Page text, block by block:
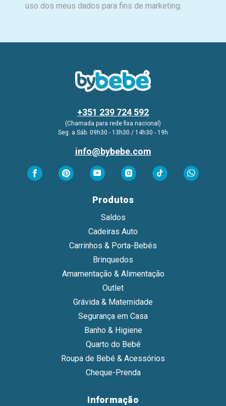
uso dos meus dados para fins de marketing.
+351 239 724 592
(Chamada para rede fixa nacional)
Seg. a Sáb. 09h30 - 13h30 / 14h30 - 19h
info@bybebe.com
Produtos
Saldos
Cadeiras Auto
Carrinhos & Porta-Bebés
Brinquedos
Amamentação & Alimentação
Outlet
Grávida & Maternidade
Segurança em Casa
Banho & Higiene
Quarto do Bebé
Roupa de Bebé & Acessórios
Cheque-Prenda
Informação